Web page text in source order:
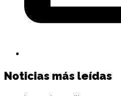
Noticias más leídas